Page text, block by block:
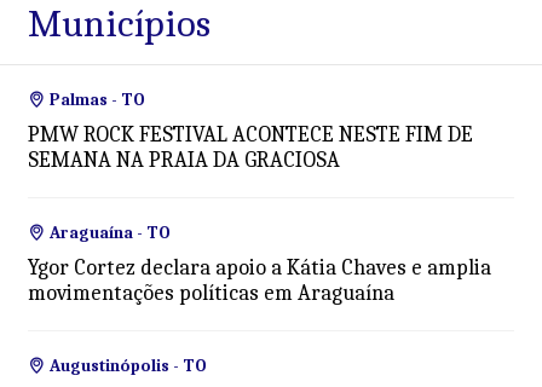
Municípios
Palmas - TO
PMW ROCK FESTIVAL ACONTECE NESTE FIM DE
SEMANA NA PRAIA DA GRACIOSA
Araguaína - TO
Ygor Cortez declara apoio a Kátia Chaves e amplia
movimentações políticas em Araguaína
Augustinópolis - TO